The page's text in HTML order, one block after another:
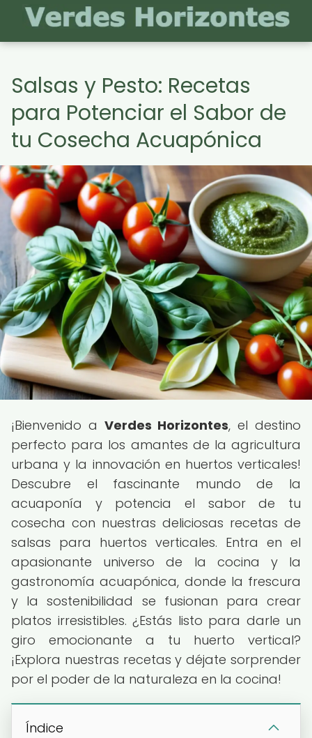
Salsas y Pesto: Recetas
para Potenciar el Sabor de
tu Cosecha Acuapónica
¡Bienvenido a Verdes Horizontes, el destino
perfecto para los amantes de la agricultura
urbana y la innovación en huertos verticales!
Descubre el fascinante mundo de la
acuaponía y potencia el sabor de tu
cosecha con nuestras deliciosas recetas de
salsas para huertos verticales. Entra en el
apasionante universo de la cocina y la
gastronomía acuapónica, donde la frescura
y la sostenibilidad se fusionan para crear
platos irresistibles. ¿Estás listo para darle un
giro emocionante a tu huerto vertical?
¡Explora nuestras recetas y déjate sorprender
por el poder de la naturaleza en la cocina!
Índice